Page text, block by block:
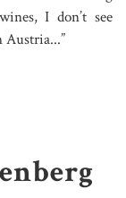
I don’t see
Austria...”